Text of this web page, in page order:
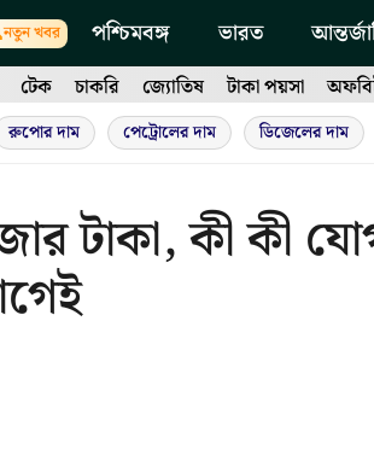
নতুন খবর পশ্চিমবঙ্গ ভারত
টেক চাকরি জ্যোতিষ টাকা পয়সা
রুপোর দাম পেট্রোলের দাম ডিজেলের দাম
টাকা, কী কী